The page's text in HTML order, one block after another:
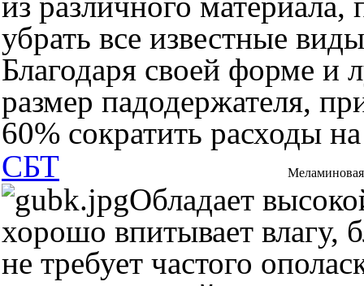
убрать все известные
Благодаря своей форме и
размер падодержателя,
60% сократить расходы
СБТ
Обладает
хорошо впитывает влагу,
не требует частого